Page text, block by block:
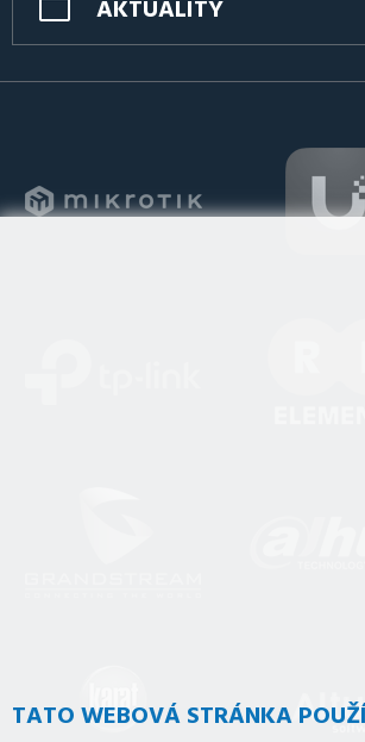
AKTUALITY
TATO WEBOVÁ STRÁNKA